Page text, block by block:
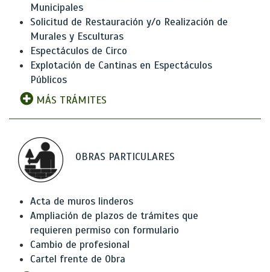
Municipales
Solicitud de Restauración y/o Realización de
Murales y Esculturas
Espectáculos de Circo
Explotación de Cantinas en Espectáculos
Públicos
MÁS TRÁMITES
OBRAS PARTICULARES
Acta de muros linderos
Ampliación de plazos de trámites que
requieren permiso con formulario
Cambio de profesional
Cartel frente de Obra